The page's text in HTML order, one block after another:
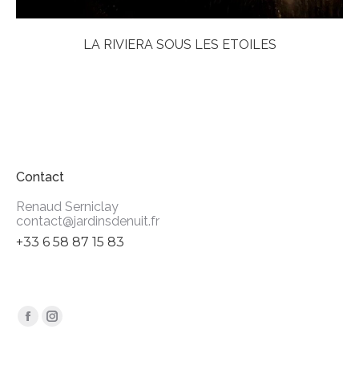
LA RIVIERA SOUS LES ETOILES
Contact
Renaud Serniclay
contact@jardinsdenuit.fr
+33 6 58 87 15 83
Trouvez nous sur :
Facebook
Instagram